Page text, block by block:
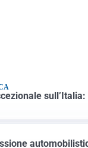
sull’Italia: